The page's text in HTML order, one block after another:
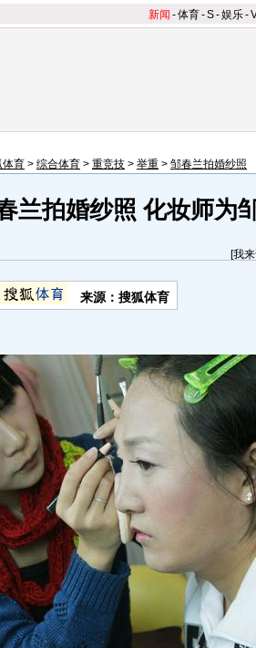
新闻 -体育-S-娱乐-
体育 > 综合体育 > 重竞技 > 举重 > 邹春兰拍婚纱照
兰拍婚纱照 化妆师为
[我
来源：搜狐体育